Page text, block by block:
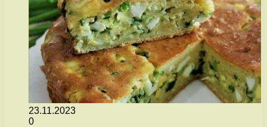
23.11.2023
0